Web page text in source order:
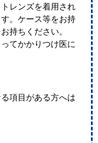
レンズを着用され
。ケース等をお持
持ちください。
てかかりつけ医に
項目がある方へは